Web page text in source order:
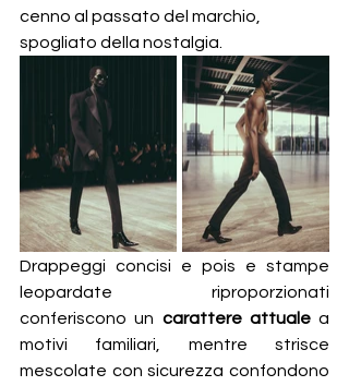
cenno al passato del marchio,
spogliato della nostalgia.
Drappeggi concisi e pois e stampe
leopardate riproporzionati
conferiscono un carattere attuale a
motivi familiari, mentre strisce
mescolate con sicurezza confondono